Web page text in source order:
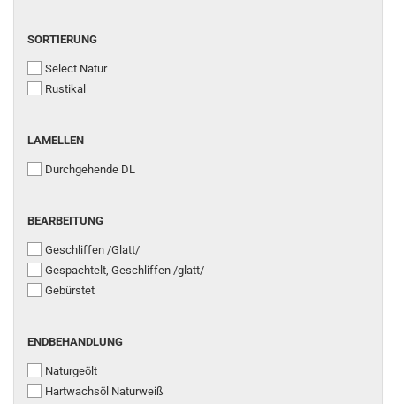
SORTIERUNG
Select Natur
Rustikal
LAMELLEN
Durchgehende DL
BEARBEITUNG
Geschliffen /Glatt/
Gespachtelt, Geschliffen /glatt/
Gebürstet
ENDBEHANDLUNG
Naturgeölt
Hartwachsöl Naturweiß